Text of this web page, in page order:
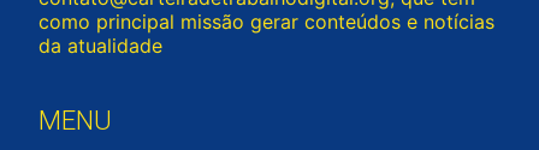
como principal missão gerar conteúdos e notícias
da atualidade
MENU